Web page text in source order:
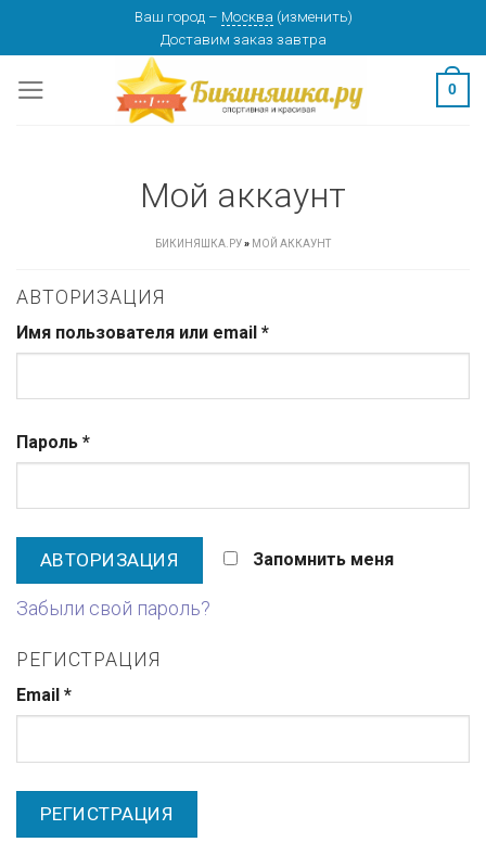
content
Ваш город – Москва (изменить)
Доставим заказ завтра
0
Мой аккаунт
БИКИНЯШКА.РУ» МОЙ АККАУНТ
АВТОРИЗАЦИЯ
Имя пользователя или email *
Пароль *
Запомнить меня
Забыли свой пароль?
РЕГИСТРАЦИЯ
Email *